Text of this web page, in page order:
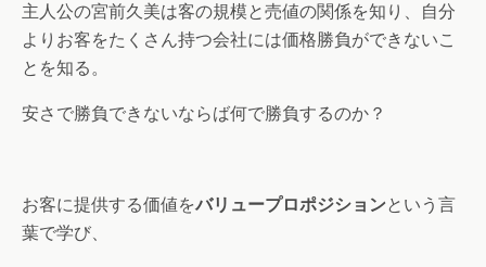
主人公の宮前久美は客の規模と売値の関係を知り、自分
よりお客をたくさん持つ会社には価格勝負ができないこ
とを知る。
安さで勝負できないならば何で勝負するのか？
お客に提供する価値をバリュープロポジションという言
葉で学び、